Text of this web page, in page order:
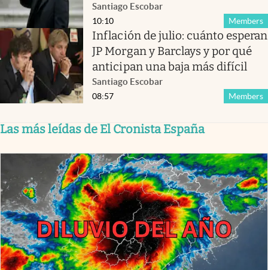
Santiago Escobar
Members
10:10
Inflación de julio: cuánto esperan
JP Morgan y Barclays y por qué
anticipan una baja más difícil
Santiago Escobar
Members
08:57
Las más leídas de El Cronista España